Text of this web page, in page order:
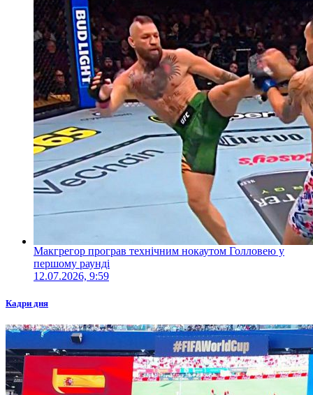
Макгрегор програв технічним нокаутом Голловею у
першому раунді
12.07.2026, 9:59
Кадри дня